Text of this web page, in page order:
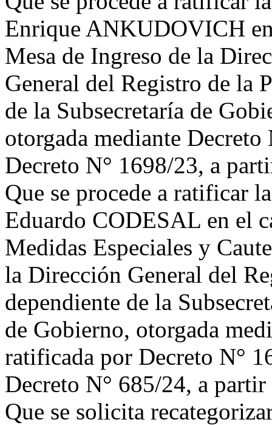
Enrique ANKUDOVICH
Mesa de Ingreso de la
General del Registro de la
de la Subsecretaría de
otorgada mediante
Decreto N° 1698/23, a
Que se procede a ratificar
Eduardo CODESAL en el
Medidas Especiales y
la Dirección General del
dependiente de la
de Gobierno, otorgada
ratificada por Decreto N°
Decreto N° 685/24, a
Que se solicita